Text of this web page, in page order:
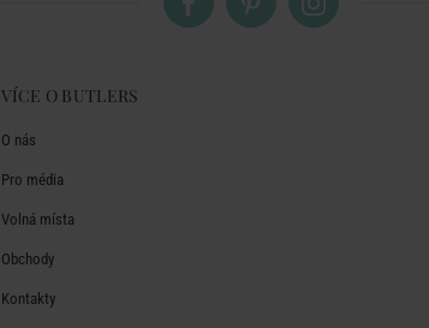
VÍCE O BUTLERS
O nás
Pro média
Volná místa
Obchody
Kontakty